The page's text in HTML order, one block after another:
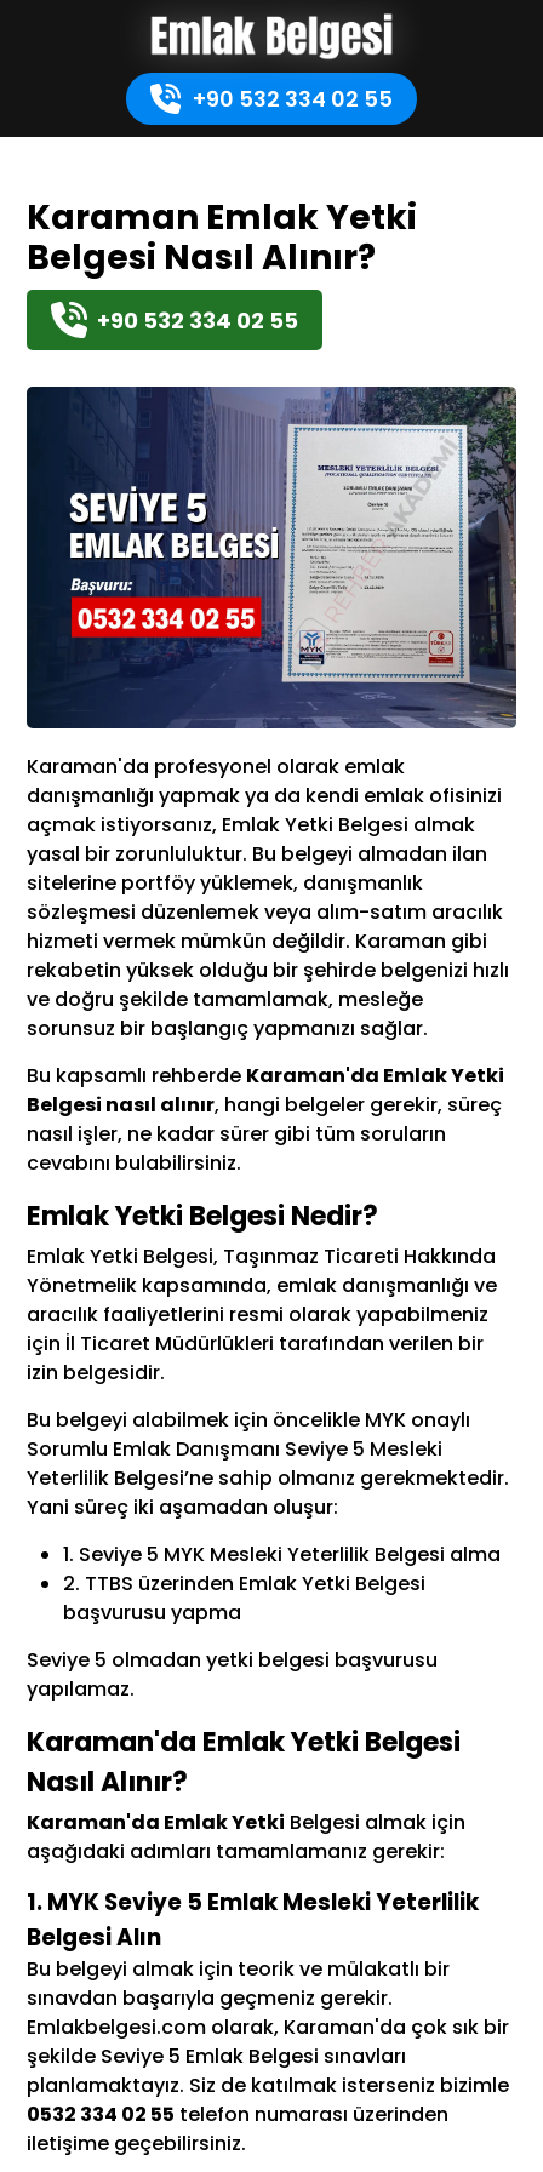
+90 532 334 02 55
Karaman Emlak Yetki
Belgesi Nasıl Alınır?
+90 532 334 02 55
Karaman'da profesyonel olarak emlak
danışmanlığı yapmak ya da kendi emlak ofisinizi
açmak istiyorsanız, Emlak Yetki Belgesi almak
yasal bir zorunluluktur. Bu belgeyi almadan ilan
sitelerine portföy yüklemek, danışmanlık
sözleşmesi düzenlemek veya alım-satım aracılık
hizmeti vermek mümkün değildir. Karaman gibi
rekabetin yüksek olduğu bir şehirde belgenizi hızlı
ve doğru şekilde tamamlamak, mesleğe
sorunsuz bir başlangıç yapmanızı sağlar.
Bu kapsamlı rehberde Karaman'da Emlak Yetki
Belgesi nasıl alınır, hangi belgeler gerekir, süreç
nasıl işler, ne kadar sürer gibi tüm soruların
cevabını bulabilirsiniz.
Emlak Yetki Belgesi Nedir?
Emlak Yetki Belgesi, Taşınmaz Ticareti Hakkında
Yönetmelik kapsamında, emlak danışmanlığı ve
aracılık faaliyetlerini resmi olarak yapabilmeniz
için İl Ticaret Müdürlükleri tarafından verilen bir
izin belgesidir.
Bu belgeyi alabilmek için öncelikle MYK onaylı
Sorumlu Emlak Danışmanı Seviye 5 Mesleki
Yeterlilik Belgesi’ne sahip olmanız gerekmektedir.
Yani süreç iki aşamadan oluşur:
1. Seviye 5 MYK Mesleki Yeterlilik Belgesi alma
2. TTBS üzerinden Emlak Yetki Belgesi
başvurusu yapma
Seviye 5 olmadan yetki belgesi başvurusu
yapılamaz.
Karaman'da Emlak Yetki Belgesi
Nasıl Alınır?
Karaman'da Emlak Yetki Belgesi almak için
aşağıdaki adımları tamamlamanız gerekir:
1. MYK Seviye 5 Emlak Mesleki Yeterlilik
Belgesi Alın
Bu belgeyi almak için teorik ve mülakatlı bir
sınavdan başarıyla geçmeniz gerekir.
Emlakbelgesi.com olarak, Karaman'da çok sık bir
şekilde Seviye 5 Emlak Belgesi sınavları
planlamaktayız. Siz de katılmak isterseniz bizimle
0532 334 02 55 telefon numarası üzerinden
iletişime geçebilirsiniz.